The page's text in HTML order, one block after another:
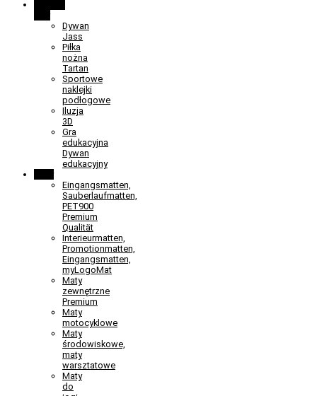
Dywan
Jass
Piłka
nożna
Tartan
Sportowe
naklejki
podłogowe
Iluzja
3D
Gra
edukacyjna
Dywan
edukacyjny
Eingangsmatten,
Sauberlaufmatten,
PET900
Premium
Qualität
Interieurmatten,
Promotionmatten,
Eingangsmatten,
myLogoMat
Maty
zewnętrzne
Premium
Maty
motocyklowe
Maty
środowiskowe,
maty
warsztatowe
Maty
do